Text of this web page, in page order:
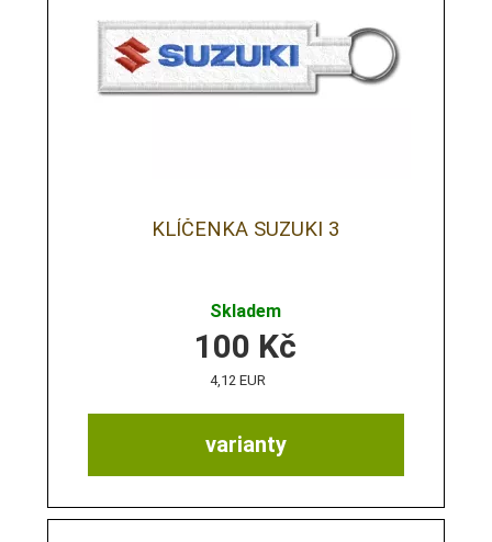
KLÍČENKA SUZUKI 3
Skladem
varianty
100 Kč
4,12 EUR